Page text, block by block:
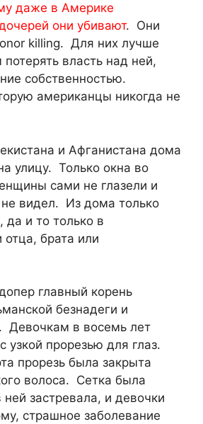
даже в Америке
они убивают. Они
killing. Для них лучше
власть над ней,
собственностью.
американцы никогда не
и Афганистана дома
улицу. Только окна во
сами не глазели и
не видел. Из дома только
да и то только в
брата или
главный корень
безнадеги и
Девочкам в восемь лет
узкой прорезью для глаз.
прорезь была закрыта
волоса. Сетка была
ней застревала, и девочки
страшное заболевание